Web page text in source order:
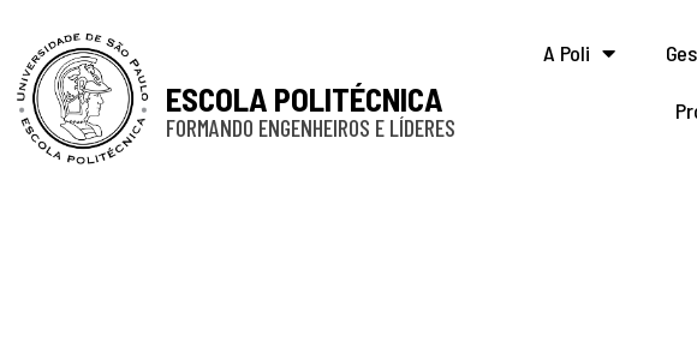
ESCOLA POLITÉCNICA
FORMANDO ENGENHEIROS E LÍDERES
A Poli